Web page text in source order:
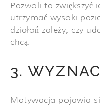
Pozwoli to zwiększyć
utrzymać wysoki
działań zależy, czy
chcą.
3.
Motywacja pojawia